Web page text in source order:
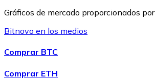
Litecoin
Gráficos de mercado proporcionados por
Bitnovo en los medios
Comprar BTC
Comprar ETH